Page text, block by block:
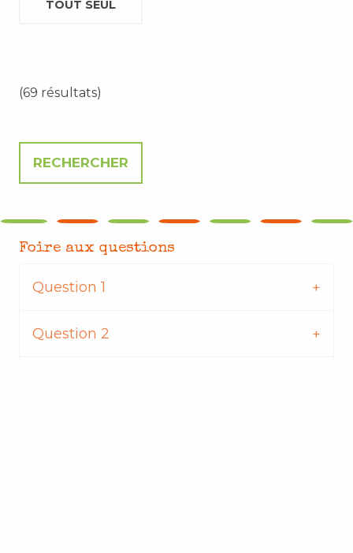
TOUT SEUL
(69 résultats)
Foire aux questions
Question 1
Question 2